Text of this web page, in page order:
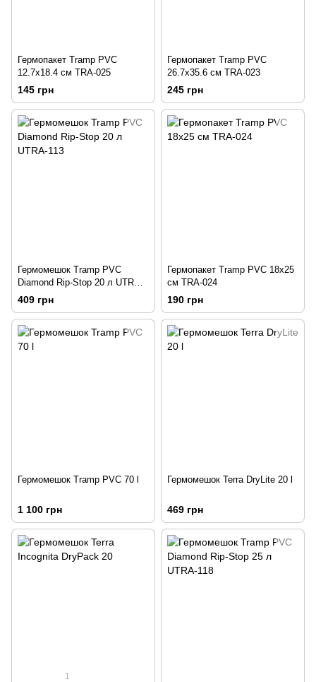
Гермопакет Tramp PVC
12.7x18.4 см TRA-025
145 грн
Гермопакет Tramp PVC
26.7x35.6 см TRA-023
245 грн
Гермомешок Tramp PVC
Diamond Rip-Stop 20 л UTRA-
113
409 грн
Гермопакет Tramp PVC 18x25
см TRA-024
190 грн
Гермомешок Tramp PVC 70 l
1 100 грн
Гермомешок Terra DryLite 20 l
469 грн
1